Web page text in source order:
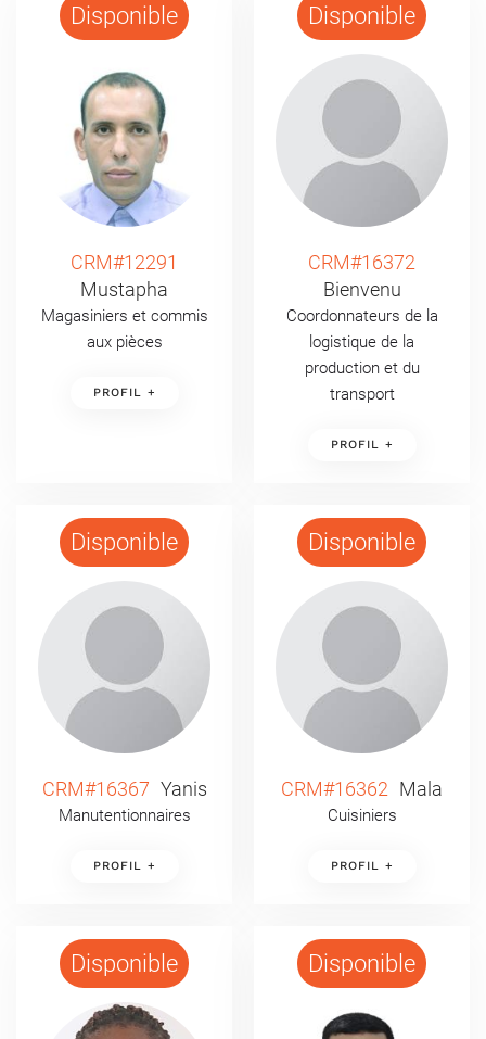
Disponible
CRM#12291
Mustapha
Magasiniers et commis
aux pièces
PROFIL +
Disponible
CRM#16372
Bienvenu
Coordonnateurs de la
logistique de la
production et du
transport
PROFIL +
Disponible
CRM#16367 Yanis
Manutentionnaires
PROFIL +
Disponible
CRM#16362 Mala
Cuisiniers
PROFIL +
Disponible Disponible